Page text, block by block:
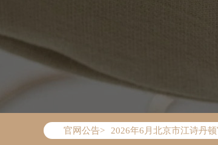
官网公告>
2026年6月江诗丹顿北京
2026年6月江诗丹顿售后